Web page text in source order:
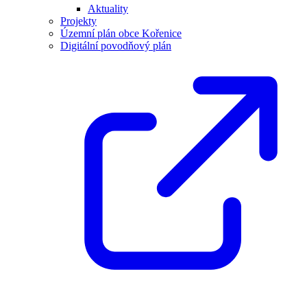
Aktuality
Projekty
Územní plán obce Kořenice
Digitální povodňový plán